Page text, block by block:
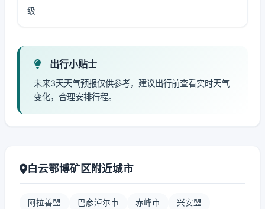
级
出行小贴士
未来3天天气预报仅供参考，建议出行前查看实时天气
变化，合理安排行程。
白云鄂博矿区附近城市
阿拉善盟 巴彦淖尔市 赤峰市 兴安盟